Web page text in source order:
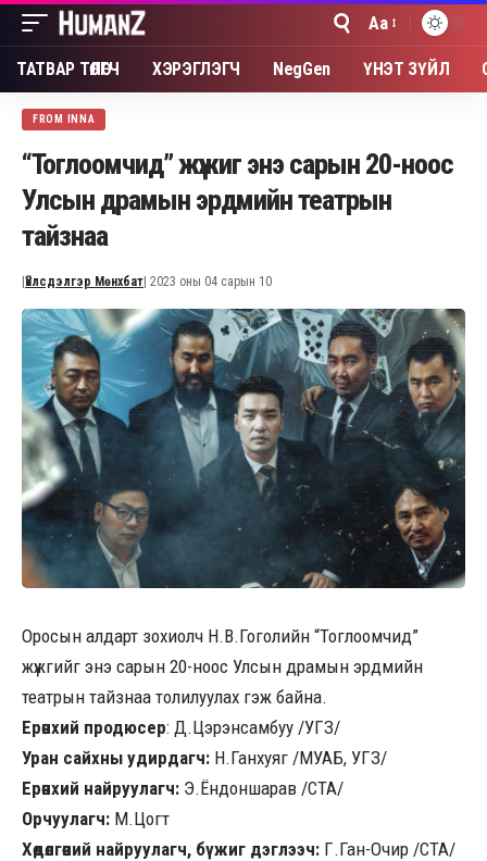
Font
Resizer
Aa
ТАТВАР ТӨЛӨГЧ ХЭРЭГЛЭГЧ NegGen ҮНЭТ ЗҮЙЛ
FROM INNA
“Тоглоомчид” жүжиг энэ сарын 20-ноос
Улсын драмын эрдмийн театрын
тайзнаа
Үйлсдэлгэр Мөнхбат | 2023 оны 04 сарын 10
Оросын алдарт зохиолч Н.В.Гоголийн “Тоглоомчид”
жүжгийг энэ сарын 20-ноос Улсын драмын эрдмийн
театрын тайзнаа толилуулах гэж байна.
Ерөнхий продюсер: Д.Цэрэнсамбуу /УГЗ/
Уран сайхны удирдагч: Н.Ганхуяг /МУАБ, УГЗ/
Ерөнхий найруулагч: Э.Ёндоншарав /СТА/
Орчуулагч: М.Цогт
Хөдөлгөөний найруулагч, бүжиг дэглээч: Г.Ган-Очир /СТА/